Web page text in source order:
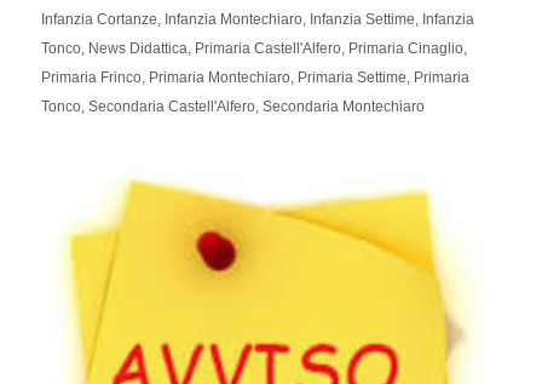
Infanzia Cortanze, Infanzia Montechiaro, Infanzia Settime, Infanzia
Tonco, News Didattica, Primaria Castell'Alfero, Primaria Cinaglio,
Primaria Frinco, Primaria Montechiaro, Primaria Settime, Primaria
Tonco, Secondaria Castell'Alfero, Secondaria Montechiaro